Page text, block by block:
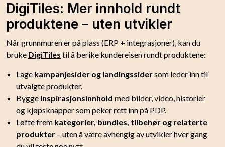
DigiTiles: Mer innhold rundt
produktene – uten utvikler
Når grunnmuren er på plass (ERP + integrasjoner), kan du
bruke DigiTiles til å berike kundereisen rundt produktene:
Lage kampanjesider og landingssidersom leder inn til
utvalgte produkter.
Bygge inspirasjonsinnhold med bilder, video, historier
og kjøpsknapper som peker rett inn på PDP.
Løfte frem kategorier, bundles, tilbehør og relaterte
produkter – uten å være avhengig av utvikler hver gang